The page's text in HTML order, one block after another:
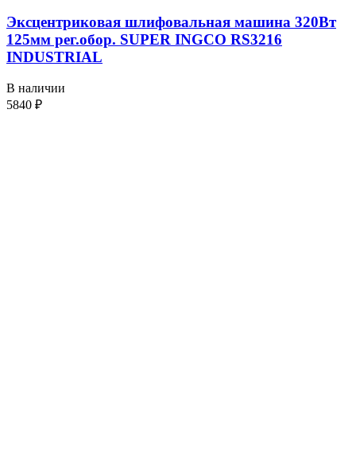
Эксцентриковая шлифовальная машина 320Вт
125мм рег.обор. SUPER INGCO RS3216
INDUSTRIAL
В наличии
5840 ₽